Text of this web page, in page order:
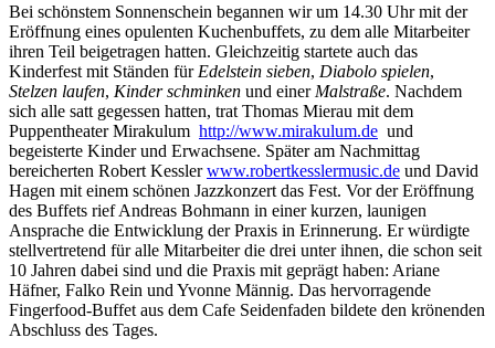
Bei schönstem Sonnenschein begannen wir um 14.30 Uhr mit der
Eröffnung eines opulenten Kuchenbuffets, zu dem alle Mitarbeiter
ihren Teil beigetragen hatten. Gleichzeitig startete auch das
Kinderfest mit Ständen für Edelstein sieben, Diabolo spielen,
Stelzen laufen, Kinder schminken und einer Malstraße. Nachdem
sich alle satt gegessen hatten, trat Thomas Mierau mit dem
Puppentheater Mirakulum http://www.mirakulum.de und
begeisterte Kinder und Erwachsene. Später am Nachmittag
bereicherten Robert Kesslerwww.robertkesslermusic.de und David
Hagen mit einem schönen Jazzkonzert das Fest. Vor der Eröffnung
des Buffets rief Andreas Bohmann in einer kurzen, launigen
Ansprache die Entwicklung der Praxis in Erinnerung. Er würdigte
stellvertretend für alle Mitarbeiter die drei unter ihnen, die schon seit
10 Jahren dabei sind und die Praxis mit geprägt haben: Ariane
Häfner, Falko Rein und Yvonne Männig. Das hervorragende
Fingerfood-Buffet aus dem Cafe Seidenfaden bildete den krönenden
Abschluss des Tages.